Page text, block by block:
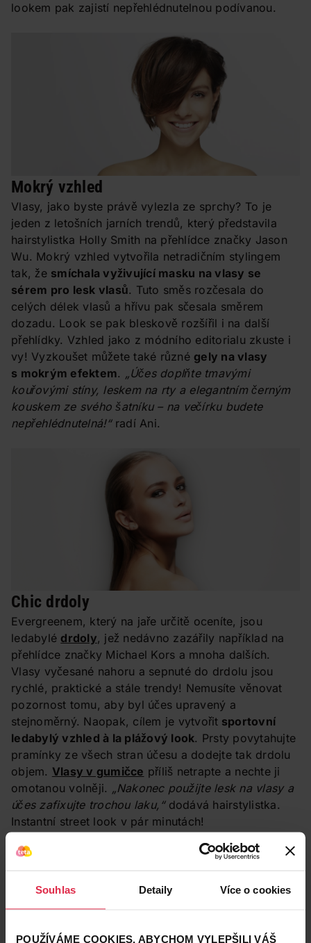
Souhlas Detaily Více o cookies
POUŽÍVÁME COOKIES, ABYCHOM VYLEPŠILI VÁŠ
lookem pak zajistí nepřehlédnutelnou podívanou.
Mokrý vzhled
Vlasy, jako byste právě vylezla ze sprchy? To je
jeden z letošních jarních trendů, který představila
hairstylistka Holly Smith na přehlídce značky Jason
Wu. Mokrý vzhled vytvořila netradičním stylingem
tak, že smíchala vyživující masku na vlasy se
sérem pro lesk vlasů. Tuto směs rozčesala do
celých délek vlasů a hřívu pak sčesala směrem
dozadu. Look se pak bleskově rozšířil i na další
přehlídky. Vzhled jako z módního editorialu zkuste i
vy! Vyzkoušet můžete také různé gely na vlasy
s mokrým efektem. „Účes doplňte tmavými
kouřovými stíny, leskem na rty a elegantním černým
kouskem ze svého šatníku – na večírku budete
nepřehlédnutelná!“radí Ani.
Chic drdoly
Evergreenem, který na jaře určitě oceníte, jsou
ledabylé drdoly, jež nedávno zazářily například na
přehlídce značky Michael Kors a mnoha dalších.
Vlasy vyčesané nahoru a sepnuté do drdolu jsou
rychlé, praktické a stále trendy! Nemusíte věnovat
pozornost tomu, aby byl účes upravený a
stejnoměrný. Naopak, cílem je vytvořit sportovní
ledabylý vzhled à la plážový look. Prsty povytahujte
pramínky ze všech stran účesu a dodejte tak drdolu
objem. Vlasy v gumičce příliš netrapte a nechte ji
omotanou volněji. „Nakonec použijte lesk na vlasy a
účes zafixujte trochou laku,“dodává hairstylistka.
Instantní street look v pár minutách!